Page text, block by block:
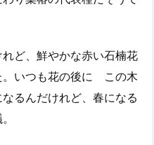
ど、鮮やかな赤い石楠花
。いつも花の後に この木
るんだけれど、春になる